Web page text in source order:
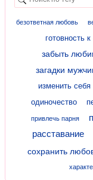
безответная любовь
готовность к
забыть
загадки
изменить себя
одиночество
привлечь парня
расставание
сохранить